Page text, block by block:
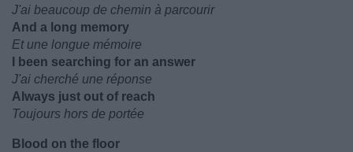
J'ai beaucoup de chemin à parcourir
And a long memory
Et une longue mémoire
I been searching for an answer
J'ai cherché une réponse
Always just out of reach
Toujours hors de portée
Blood on the floor